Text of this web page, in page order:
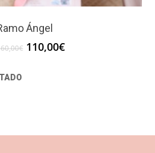
Ángel
€ El
110,00€El